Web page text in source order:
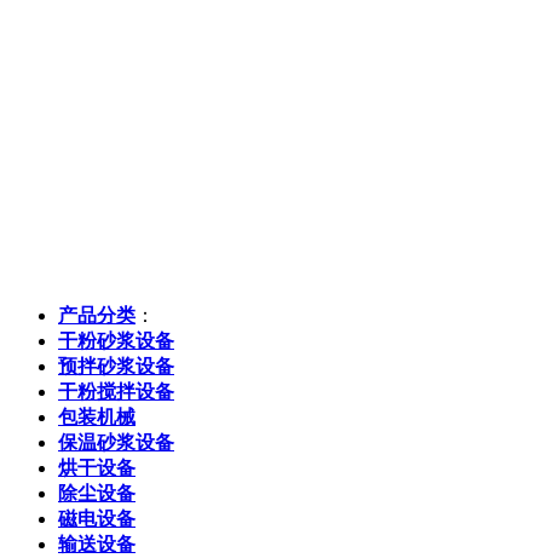
产品分类 ：
干粉砂浆设备
预拌砂浆设备
干粉搅拌设备
包装机械
保温砂浆设备
烘干设备
除尘设备
磁电设备
输送设备